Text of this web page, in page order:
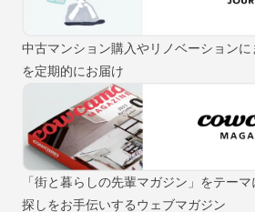
中古マンション購入やリノベーション
を定期的にお届け
「街と暮らしの先輩マガジン」をテー
探しをお手伝いするウェブマガジン